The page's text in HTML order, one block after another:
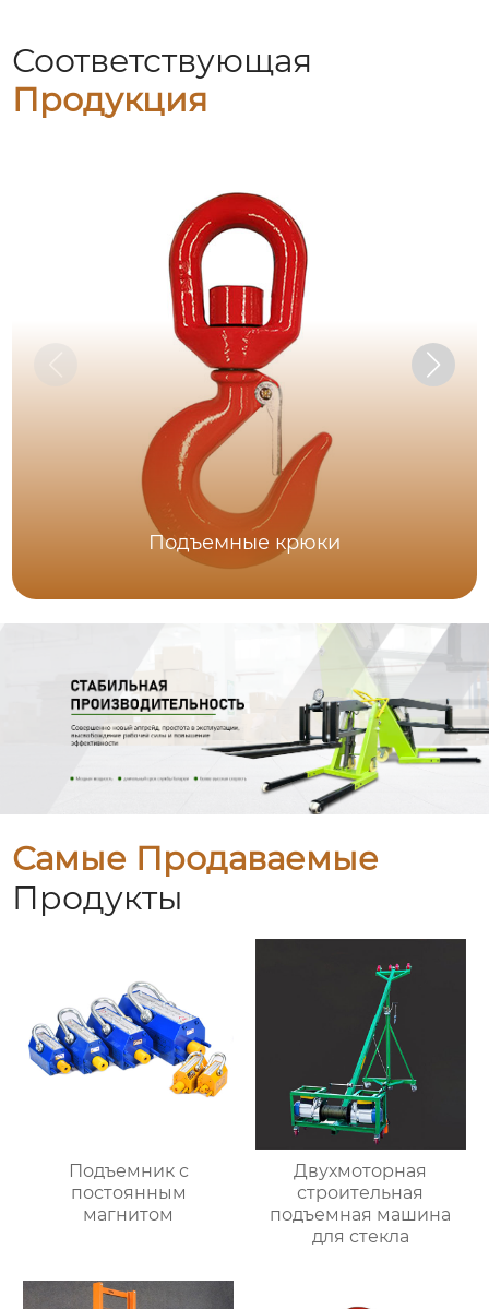
Соответствующая
Продукция
Подъемные крюки
Самые Продаваемые
Продукты
Подъемник с
постоянным
магнитом
Двухмоторная
строительная
подъемная машина
для стекла